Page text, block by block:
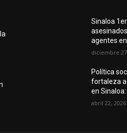
Sinaloa
agentes
diciembre
Política
fortaleza
en
abril 22, 2026